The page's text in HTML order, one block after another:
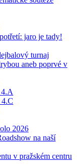
jaro je tady!
turnaj
aneb poprvé v
4.A
2026
na naší
v pražském centru